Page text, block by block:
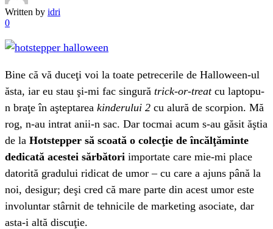
Written by idri
0
Bine că vă duceţi voi la toate petrecerile de Halloween-ul
ăsta, iar eu stau şi-mi fac singură trick-or-treatcu laptopu-
n braţe în aşteptarea kinderului 2 cu alură de scorpion. Mă
rog, n-au intrat anii-n sac. Dar tocmai acum s-au găsit ăştia
de la Hotstepper să scoată o colecţie de încălţăminte
dedicată acestei sărbători importate care mie-mi place
datorită gradului ridicat de umor – cu care a ajuns până la
noi, desigur; deşi cred că mare parte din acest umor este
involuntar stârnit de tehnicile de marketing asociate, dar
asta-i altă discuţie.